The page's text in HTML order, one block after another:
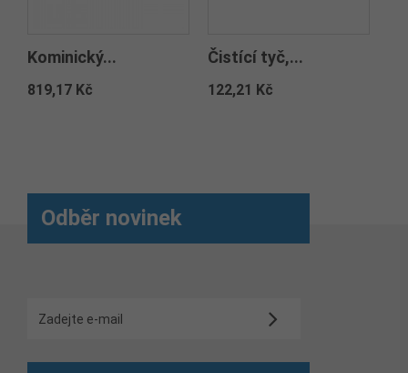
Kominický...
819,17 Kč
Čistící tyč,...
122,21 Kč
Odběr novinek